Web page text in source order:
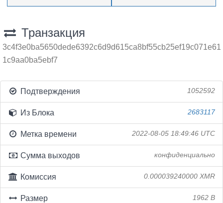
Транзакция
3c4f3e0ba5650dede6392c6d9d615ca8bf55cb25ef19c071e61
1c9aa0ba5ebf7
Подтверждения 1052592
Из Блока 2683117
Метка времени 2022-08-05 18:49:46 UTC
Сумма выходов конфиденциально
Комиссия 0.000039240000 XMR
Размер 1962 B